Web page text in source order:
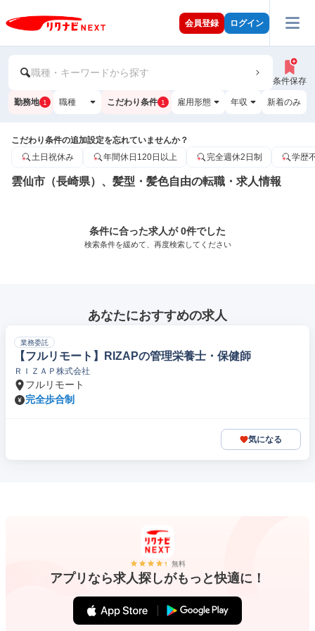
会員登録 ログイン
職種・キーワードから探す
条件保存
勤務地 1 職種 こだわり条件 1 雇用形態 年収 新着のみ
こだわり条件の追加設定を忘れていませんか？
土日祝休み
年間休日120日以上 完全週休2日制 学歴
雲仙市（長崎県）、髪型・髪色自由の転職・求人情報
条件に合った求人が 0件でした
検索条件を緩めて、再度検索してください
あなたにおすすめの求人
業務委託
【フルリモート】RIZAPの管理栄養士・保健師
ＲＩＺＡＰ株式会社
フルリモート
完全歩合制
気になる
無料
アプリなら求人探しがもっと快適に！